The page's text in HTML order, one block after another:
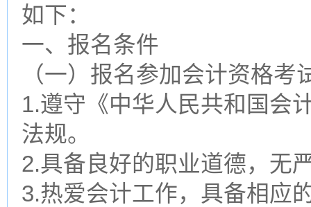
如下：
一、报名条件
（一）报名参加会计资格
1.遵守《中华人民共和国会
法规。
2.具备良好的职业道德，无
3.热爱会计工作，具备相应